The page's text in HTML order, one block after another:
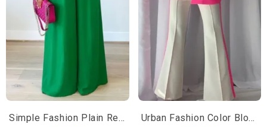
Simple Fashion Plain Regular Fit Pants Urban Fashion Color Block Leveät Housut